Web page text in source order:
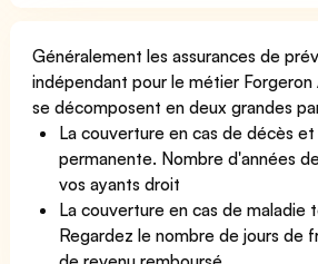
Généralement les assurances de
indépendant pour le métier
se décomposent en deux grandes
La couverture en cas de décès
permanente. Nombre d'années
vos ayants droit
La couverture en cas de maladie
Regardez le nombre de jours de